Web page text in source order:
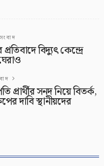
বিদ্যুৎ কেন্দ্রে
প্রার্থীর সনদ নিয়ে বিতর্ক,
দাবি স্থানীয়দের